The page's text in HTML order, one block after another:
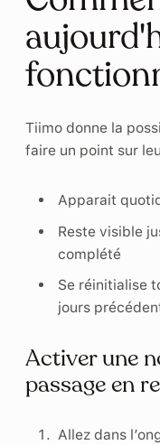
Tiimo donne la
faire un point sur
Apparait
Reste visible
complété
Se réinitialise
jours
Activer une
passage en
Allez dans